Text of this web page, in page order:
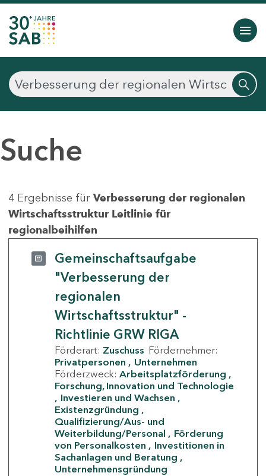
Suche
4 Ergebnisse für Verbesserung der regionalen
Wirtschaftsstruktur Leitlinie für
regionalbeihilfen
Gemeinschaftsaufgabe
"Verbesserung der
regionalen
Wirtschaftsstruktur" -
Richtlinie GRW RIGA
Förderart: Zuschuss Fördernehmer:
Privatpersonen
Unternehmen
Förderzweck: Arbeitsplatzförderung
Forschung, Innovation und Technologie
Investieren und Wachsen
Existenzgründung
Qualifizierung/Aus- und
Weiterbildung/Personal
Förderung
von Personalkosten
Investitionen in
Sachanlagen und Beratung
Unternehmensgründung